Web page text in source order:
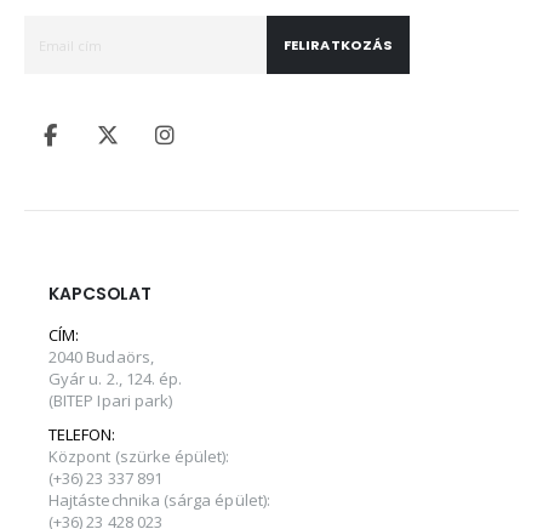
FELIRATKOZÁS
KAPCSOLAT
CÍM:
2040 Budaörs,
Gyár u. 2., 124. ép.
(BITEP Ipari park)
TELEFON:
Központ (szürke épület):
(+36) 23 337 891
Hajtástechnika (sárga épület):
(+36) 23 428 023